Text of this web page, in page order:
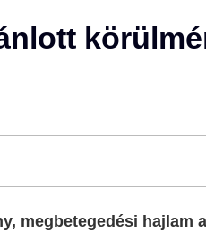
megbetegedési hajlam